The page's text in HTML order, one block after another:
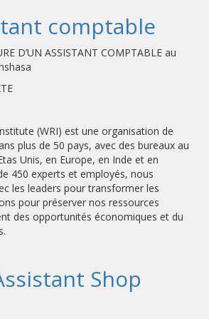
comptable
D’UN ASSISTANT COMPTABLE au
(WRI) est une organisation de
plus de 50 pays, avec des bureaux au
Unis, en Europe, en Inde et en
450 experts et employés, nous
les leaders pour transformer les
pour préserver nos ressources
des opportunités économiques et du
Shop